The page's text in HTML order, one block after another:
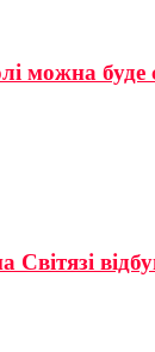
можна буде
Світязі